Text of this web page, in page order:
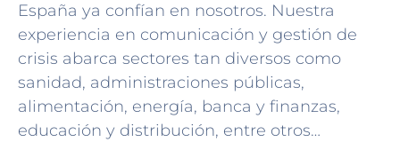
España ya confían en nosotros. Nuestra
experiencia en comunicación y gestión de
crisis abarca sectores tan diversos como
sanidad, administraciones públicas,
alimentación, energía, banca y finanzas,
educación y distribución, entre otros…